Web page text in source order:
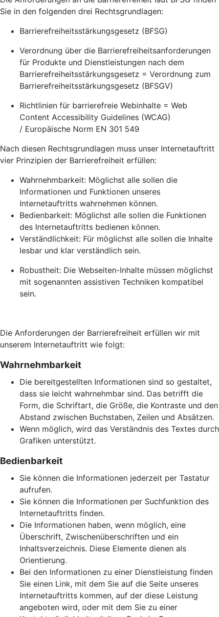
Sie in den folgenden drei Rechtsgrundlagen:
Barrierefreiheitsstärkungsgesetz (BFSG)
Verordnung über die Barrierefreiheitsanforderungen
für Produkte und Dienstleistungen nach dem
Barrierefreiheitsstärkungsgesetz = Verordnung zum
Barrierefreiheitsstärkungsgesetz (BFSGV)
Richtlinien für barrierefreie Webinhalte = Web
Content Accessibility Guidelines (WCAG)
/ Europäische Norm EN 301 549
Nach diesen Rechtsgrundlagen muss unser Internetauftritt
vier Prinzipien der Barrierefreiheit erfüllen:
Wahrnehmbarkeit: Möglichst alle sollen die
Informationen und Funktionen unseres
Internetauftritts wahrnehmen können.
Bedienbarkeit: Möglichst alle sollen die Funktionen
des Internetauftritts bedienen können.
Verständlichkeit: Für möglichst alle sollen die Inhalte
lesbar und klar verständlich sein.
Robustheit: Die Webseiten-Inhalte müssen möglichst
mit sogenannten assistiven Techniken kompatibel
sein.
Die Anforderungen der Barrierefreiheit erfüllen wir mit
unserem Internetauftritt wie folgt:
Wahrnehmbarkeit
Die bereitgestellten Informationen sind so gestaltet,
dass sie leicht wahrnehmbar sind. Das betrifft die
Form, die Schriftart, die Größe, die Kontraste und den
Abstand zwischen Buchstaben, Zeilen und Absätzen.
Wenn möglich, wird das Verständnis des Textes durch
Grafiken unterstützt.
Bedienbarkeit
Sie können die Informationen jederzeit per Tastatur
aufrufen.
Sie können die Informationen per Suchfunktion des
Internetauftritts finden.
Die Informationen haben, wenn möglich, eine
Überschrift, Zwischenüberschriften und ein
Inhaltsverzeichnis. Diese Elemente dienen als
Orientierung.
Bei den Informationen zu einer Dienstleistung finden
Sie einen Link, mit dem Sie auf die Seite unseres
Internetauftritts kommen, auf der diese Leistung
angeboten wird, oder mit dem Sie zu einer